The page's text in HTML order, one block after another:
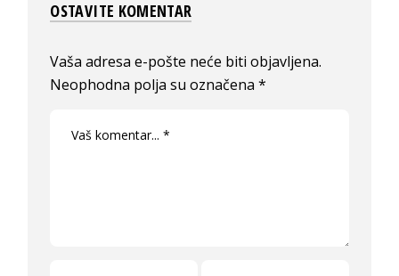
OSTAVITE KOMENTAR
Vaša adresa e-pošte neće biti objavljena.
Neophodna polja su označena*